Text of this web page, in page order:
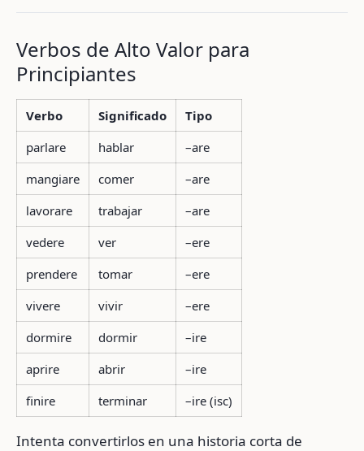
Verbos de Alto Valor para
Principiantes
Verbo Significado
Tipo
parlare
hablar
–are
mangiare
comer
–are
lavorare
trabajar
–are
vedere
ver
–ere
prendere
tomar
–ere
vivere
vivir
–ere
dormire
dormir
–ire
aprire
abrir
–ire
finire
terminar –ire (isc)
Intenta convertirlos en una historia corta de